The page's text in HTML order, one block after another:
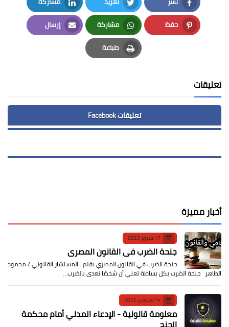
Facebook
Twitter
LinkedIn
حفظ
Pinterest
مشاركة
Whatsapp
إرسال
Email
طباعة
Print
تعليقات
تعليقات Facebook
أخبار مميزة
17 فبراير 2023
جنحة الضرب في القانون المصري
جنحة الضرب في القانون المصري بقلم : المستشار القانوني / محمود
الطاهر جنحة الضرب بكل بساطة تعني أن شخصًا تعدى بالضرب…
14 سبتمبر 2022
معلومة قانونية - الإدعاء المدني أمام محكمة